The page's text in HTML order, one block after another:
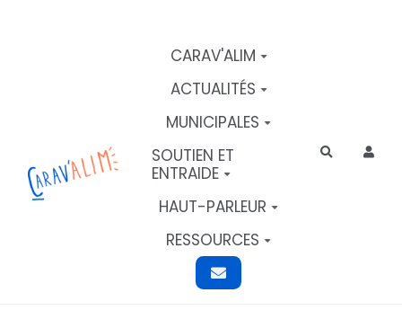
CARAV'ALIM
ACTUALITÉS
MUNICIPALES
SOUTIEN ET
ENTRAIDE
HAUT-PARLEUR
RESSOURCES
Rechercher